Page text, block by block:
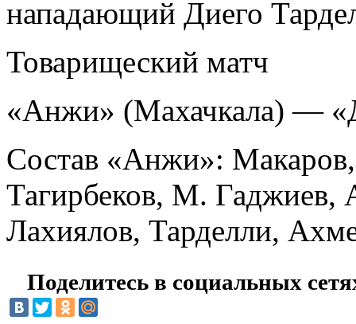
нападающий Диего
Товарищеский матч
«Анжи» (Махачкала) —
Состав «Анжи»:
Тагирбеков, М. Гаджиев,
Лахиялов, Тарделли,
Поделитесь в социальных